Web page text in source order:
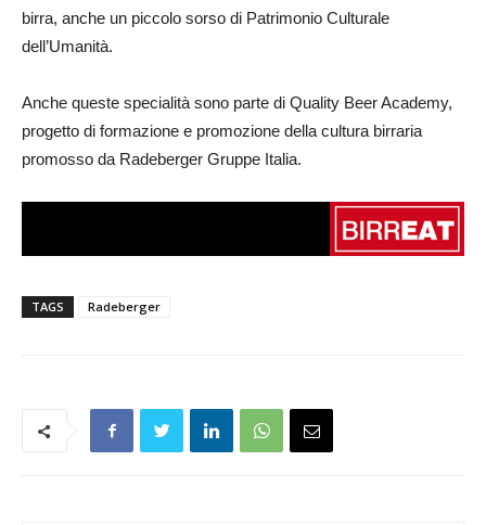
birra, anche un piccolo sorso di Patrimonio Culturale
dell’Umanità.
Anche queste specialità sono parte di Quality Beer Academy,
progetto di formazione e promozione della cultura birraria
promosso da Radeberger Gruppe Italia.
TAGS Radeberger